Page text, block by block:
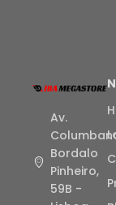
Av.
Bordalo
Pinheiro,
59B -